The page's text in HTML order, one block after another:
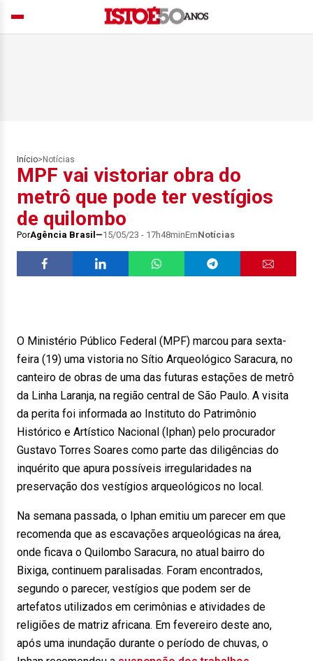
Início> Notícias
MPF vai vistoriar obra do
metrô que pode ter vestígios
de quilombo
PorAgência Brasil 15/05/23 - 17h48minEmNotícias
O Ministério Público Federal (MPF) marcou para sexta-
feira (19) uma vistoria no Sítio Arqueológico Saracura, no
canteiro de obras de uma das futuras estações de metrô
da Linha Laranja, na região central de São Paulo. A visita
da perita foi informada ao Instituto do Patrimônio
Histórico e Artístico Nacional (Iphan) pelo procurador
Gustavo Torres Soares como parte das diligências do
inquérito que apura possíveis irregularidades na
preservação dos vestígios arqueológicos no local.
Na semana passada, o Iphan emitiu um parecer em que
recomenda que as escavações arqueológicas na área,
onde ficava o Quilombo Saracura, no atual bairro do
Bixiga, continuem paralisadas. Foram encontrados,
segundo o parecer, vestígios que podem ser de
artefatos utilizados em cerimônias e atividades de
religiões de matriz africana. Em fevereiro deste ano,
após uma inundação durante o período de chuvas, o